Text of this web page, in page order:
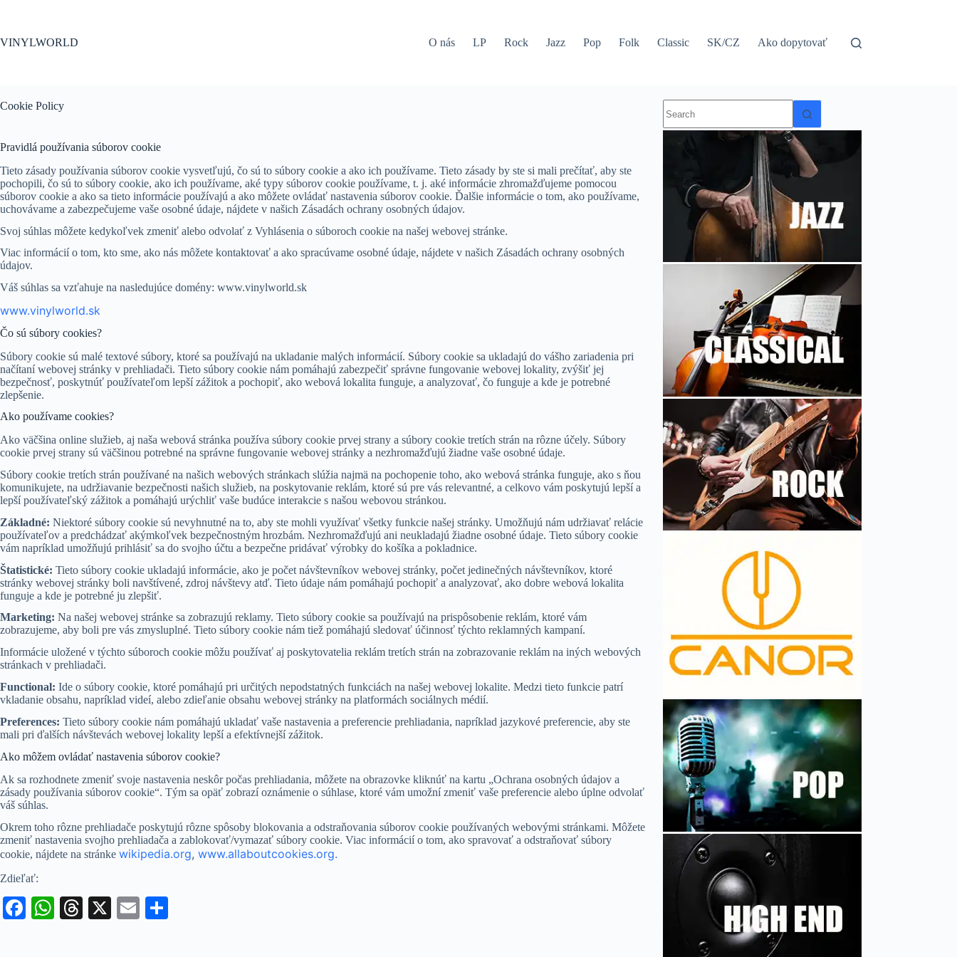
VINYLWORLD
O nás LP Rock Jazz Pop Folk Classic SK/CZ Ako dopytovať
Cookie Policy
Pravidlá používania súborov cookie
Tieto zásady používania súborov cookie vysvetľujú, čo sú to súbory cookie a ako ich používame. Tieto zásady by ste si mali prečítať, aby ste
pochopili, čo sú to súbory cookie, ako ich používame, aké typy súborov cookie používame, t. j. aké informácie zhromažďujeme pomocou
súborov cookie a ako sa tieto informácie používajú a ako môžete ovládať nastavenia súborov cookie. Ďalšie informácie o tom, ako používame,
uchovávame a zabezpečujeme vaše osobné údaje, nájdete v našich Zásadách ochrany osobných údajov.
Svoj súhlas môžete kedykoľvek zmeniť alebo odvolať z Vyhlásenia o súboroch cookie na našej webovej stránke.
Viac informácií o tom, kto sme, ako nás môžete kontaktovať a ako spracúvame osobné údaje, nájdete v našich Zásadách ochrany osobných
údajov.
Váš súhlas sa vzťahuje na nasledujúce domény: www.vinylworld.sk
www.vinylworld.sk
Čo sú súbory cookies?
Súbory cookie sú malé textové súbory, ktoré sa používajú na ukladanie malých informácií. Súbory cookie sa ukladajú do vášho zariadenia pri
načítaní webovej stránky v prehliadači. Tieto súbory cookie nám pomáhajú zabezpečiť správne fungovanie webovej lokality, zvýšiť jej
bezpečnosť, poskytnúť používateľom lepší zážitok a pochopiť, ako webová lokalita funguje, a analyzovať, čo funguje a kde je potrebné
zlepšenie.
Ako používame cookies?
Ako väčšina online služieb, aj naša webová stránka používa súbory cookie prvej strany a súbory cookie tretích strán na rôzne účely. Súbory
cookie prvej strany sú väčšinou potrebné na správne fungovanie webovej stránky a nezhromažďujú žiadne vaše osobné údaje.
Súbory cookie tretích strán používané na našich webových stránkach slúžia najmä na pochopenie toho, ako webová stránka funguje, ako s ňou
komunikujete, na udržiavanie bezpečnosti našich služieb, na poskytovanie reklám, ktoré sú pre vás relevantné, a celkovo vám poskytujú lepší a
lepší používateľský zážitok a pomáhajú urýchliť vaše budúce interakcie s našou webovou stránkou.
Základné: Niektoré súbory cookie sú nevyhnutné na to, aby ste mohli využívať všetky funkcie našej stránky. Umožňujú nám udržiavať relácie
používateľov a predchádzať akýmkoľvek bezpečnostným hrozbám. Nezhromažďujú ani neukladajú žiadne osobné údaje. Tieto súbory cookie
vám napríklad umožňujú prihlásiť sa do svojho účtu a bezpečne pridávať výrobky do košíka a pokladnice.
Štatistické: Tieto súbory cookie ukladajú informácie, ako je počet návštevníkov webovej stránky, počet jedinečných návštevníkov, ktoré
stránky webovej stránky boli navštívené, zdroj návštevy atď. Tieto údaje nám pomáhajú pochopiť a analyzovať, ako dobre webová lokalita
funguje a kde je potrebné ju zlepšiť.
Marketing: Na našej webovej stránke sa zobrazujú reklamy. Tieto súbory cookie sa používajú na prispôsobenie reklám, ktoré vám
zobrazujeme, aby boli pre vás zmysluplné. Tieto súbory cookie nám tiež pomáhajú sledovať účinnosť týchto reklamných kampaní.
Informácie uložené v týchto súboroch cookie môžu používať aj poskytovatelia reklám tretích strán na zobrazovanie reklám na iných webových
stránkach v prehliadači.
Functional: Ide o súbory cookie, ktoré pomáhajú pri určitých nepodstatných funkciách na našej webovej lokalite. Medzi tieto funkcie patrí
vkladanie obsahu, napríklad videí, alebo zdieľanie obsahu webovej stránky na platformách sociálnych médií.
Preferences: Tieto súbory cookie nám pomáhajú ukladať vaše nastavenia a preferencie prehliadania, napríklad jazykové preferencie, aby ste
mali pri ďalších návštevách webovej lokality lepší a efektívnejší zážitok.
Ako môžem ovládať nastavenia súborov cookie?
Ak sa rozhodnete zmeniť svoje nastavenia neskôr počas prehliadania, môžete na obrazovke kliknúť na kartu „Ochrana osobných údajov a
zásady používania súborov cookie“. Tým sa opäť zobrazí oznámenie o súhlase, ktoré vám umožní zmeniť vaše preferencie alebo úplne odvolať
váš súhlas.
Okrem toho rôzne prehliadače poskytujú rôzne spôsoby blokovania a odstraňovania súborov cookie používaných webovými stránkami. Môžete
zmeniť nastavenia svojho prehliadača a zablokovať/vymazať súbory cookie. Viac informácií o tom, ako spravovať a odstraňovať súbory
cookie, nájdete na stránke wikipedia.org, www.allaboutcookies.org.
Zdieľať:
Fa
W
T
X
E
results